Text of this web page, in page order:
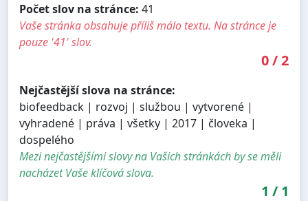
Počet slov na stránce: 41
Vaše stránka obsahuje příliš málo textu. Na stránce je
pouze '41' slov.
0/2
Nejčastější slova na stránce:
biofeedback | rozvoj | službou | vytvorené |
vyhradené | práva | všetky | 2017 | človeka |
dospelého
Mezi nejčastějšími slovy na Vašich stránkách by se měli
nacházet Vaše klíčová slova.
1 / 1